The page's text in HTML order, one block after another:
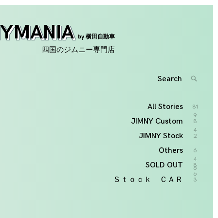
by 横田自動車
四国のジムニー専門店
All Stories
81
9
JIMNY Custom
8
4
JIMNY Stock 2
Others
6
4
6
SOLD OUT
8
6
Ｓｔｏｃｋ ＣＡＲ 3